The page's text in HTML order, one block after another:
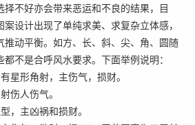
择不好亦会带来恶运和不良的结果，目
设计出现了单纯求美、求复杂立体感，
推动平衡。如方、长、斜、尖、角、圆随
不是合呼风水要求。下面举例说明：
星形角射，主伤气，损财。
伤人伤气。
，主凶祸和损财。